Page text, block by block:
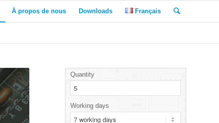
À propos de nous Downloads Français
Quantity
Working days